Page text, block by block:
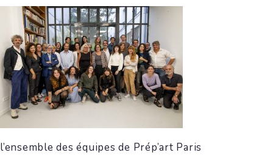
l’ensemble des équipes de Prép’art Paris